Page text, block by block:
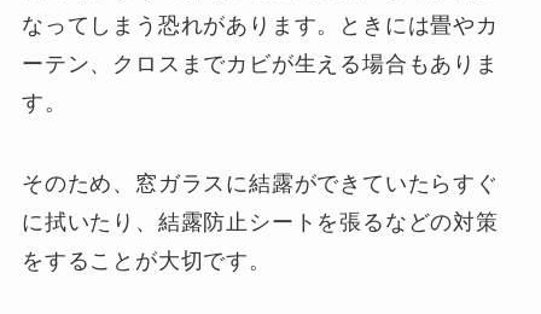
なってしまう恐れがあります。ときには畳やカ
ーテン、クロスまでカビが生える場合もありま
す。
そのため、窓ガラスに結露ができていたらすぐ
に拭いたり、結露防止シートを張るなどの対策
をすることが大切です。